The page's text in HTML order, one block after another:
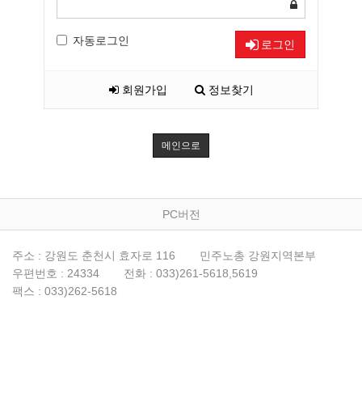
자동로그인 로그인
회원가입 정보찾기
메인으로
PC버전
주소 : 강원도 춘천시 효자로 116
민주노총 강원지역본부
우편번호 : 24334
전화 : 033)261-5618,5619
팩스 : 033)262-5618